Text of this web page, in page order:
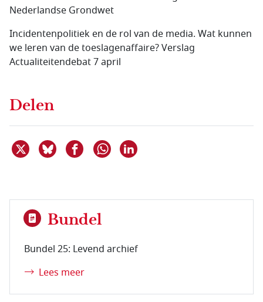
Nederlandse Grondwet
Incidentenpolitiek en de rol van de media. Wat kunnen
we leren van de toeslagenaffaire? Verslag
Actualiteitendebat 7 april
Delen
Deel dit item op X
Deel dit item op Bluesky
Deel dit item op Facebook
Delen via WhatsApp
Bundel
Bundel 25: Levend archief
Lees meer